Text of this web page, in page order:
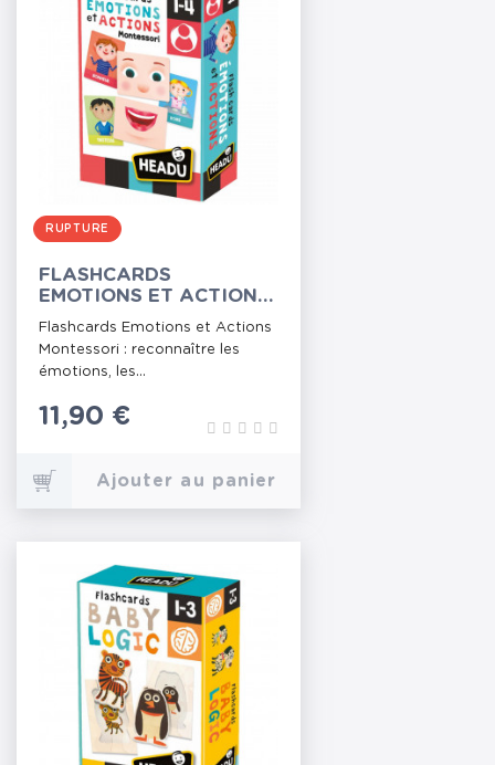
RUPTURE
FLASHCARDS
EMOTIONS ET ACTIONS
MONTESSORI
Flashcards Emotions et Actions
Montessori : reconnaître les
émotions, les...
Prix
11,90 €
Ajouter au panier